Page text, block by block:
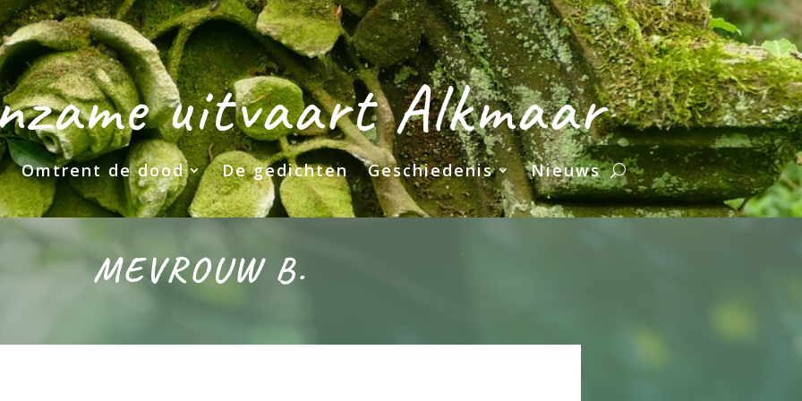
uitvaart Alkmaar
Omtrent de dood De gedichten Geschiedenis Nieuws
MEVROUW B.